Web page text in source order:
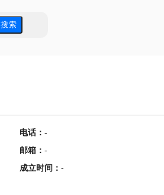
搜 索
电话： -
邮箱 ： -
成立时间 ： -